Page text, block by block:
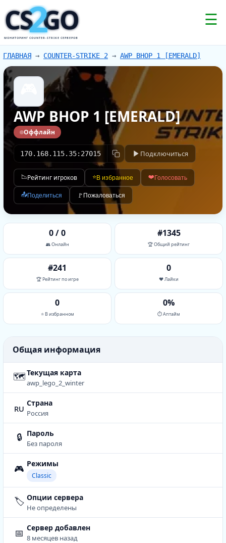
CS GO
2
МОНИТОРИНГ COUNTER-STRIKE СЕРВЕРОВ
☰
ГЛАВНАЯ → COUNTER-STRIKE 2 → AWP BHOP 1 [EMERALD]
AWP BHOP 1 [EMERALD]
Оффлайн
170.168.115.35:27015 Подключиться
📉Рейтинг игроков ⭐В избранное ❤️Голосовать
📤Поделиться 🚩 Пожаловаться
0 / 0
👥 Онлайн
#1345
🏆 Общий рейтинг
#241
🏆 Рейтинг по игре
0
❤️ Лайки
0
⭐ В избранном
0%
⏱ Аптайм
Общая информация
🗺Текущая карта
awp_lego_2_winter
ru Страна
Россия
🔒 Пароль
Без пароля
🎮 Режимы
Classic
🏷️ Опции сервера
Не определены
📅 Сервер добавлен
8 месяцев назад